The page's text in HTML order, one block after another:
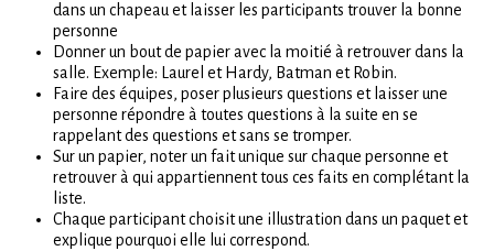
dans un chapeau et laisser les participants trouver la bonne
personne
Donner un bout de papier avec la moitié à retrouver dans la
salle. Exemple: Laurel et Hardy, Batman et Robin.
Faire des équipes, poser plusieurs questions et laisser une
personne répondre à toutes questions à la suite en se
rappelant des questions et sans se tromper.
Sur un papier, noter un fait unique sur chaque personne et
retrouver à qui appartiennent tous ces faits en complétant la
liste.
Chaque participant choisit une illustration dans un paquet et
explique pourquoi elle lui correspond.